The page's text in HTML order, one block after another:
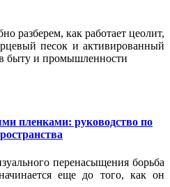
разберем, как работает цеолит,
песок и активированный
быту и промышленности
пленками: руководство по
перенасыщения борьба
еще до того, как он